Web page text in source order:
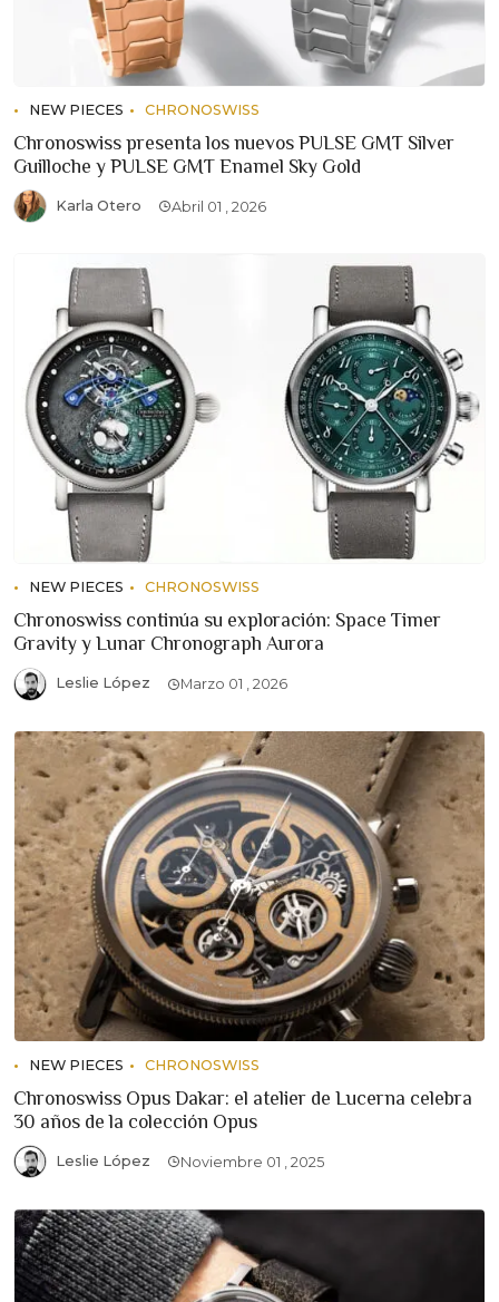
NEW PIECES CHRONOSWISS
Chronoswiss presenta los nuevos PULSE GMT Silver
Guilloche y PULSE GMT Enamel Sky Gold
Karla Otero Abril 01 , 2026
NEW PIECES CHRONOSWISS
Chronoswiss continúa su exploración: Space Timer
Gravity y Lunar Chronograph Aurora
Leslie López Marzo 01 , 2026
NEW PIECES CHRONOSWISS
Chronoswiss Opus Dakar: el atelier de Lucerna celebra
30 años de la colección Opus
Leslie López Noviembre 01 , 2025